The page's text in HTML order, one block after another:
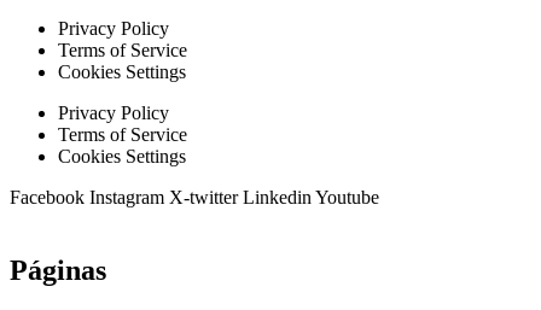
Privacy Policy
Terms of Service
Cookies Settings
Privacy Policy
Terms of Service
Cookies Settings
Facebook Instagram X-twitter Linkedin Youtube
Páginas